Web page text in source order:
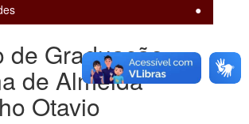
de Graduação -
de Almeida
Otavio